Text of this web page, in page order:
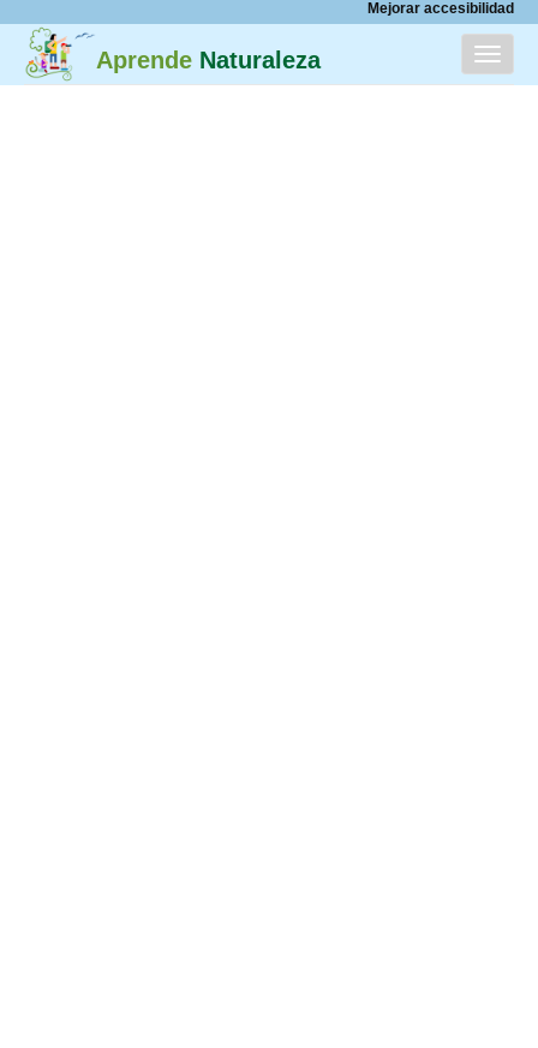
Mejorar accesibilidad
Menú
Aprende Naturaleza